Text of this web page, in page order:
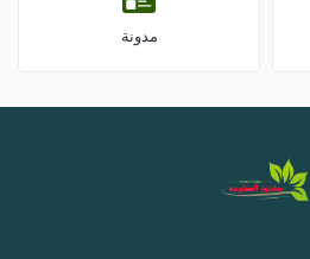
مدونة